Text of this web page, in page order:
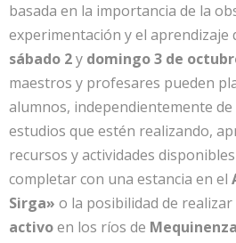
basada en la importancia de la
experimentación y el aprendizaje
sábado 2y domingo 3 de
maestros y profesares pueden
alumnos, independientemente de
estudios que estén realizando,
recursos y actividades
completar con una estancia en el
Sirga» o la posibilidad de realizar
activoen los ríos de Mequinenza